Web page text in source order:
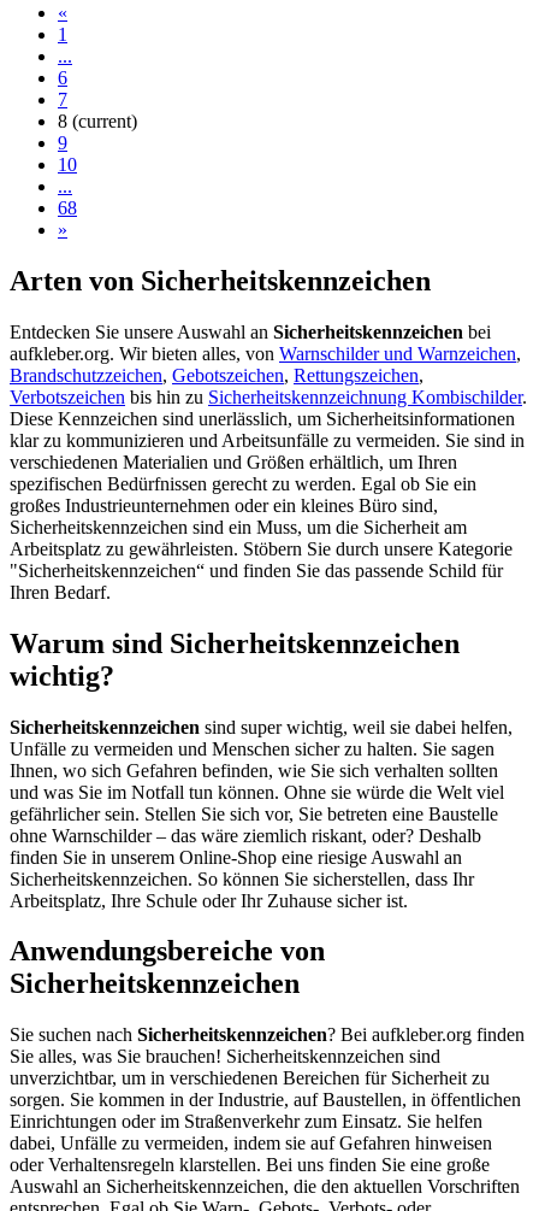
«
1
...
6
7
8 (current)
9
10
...
68
»
Arten von Sicherheitskennzeichen
Entdecken Sie unsere Auswahl an Sicherheitskennzeichen bei
aufkleber.org. Wir bieten alles, von Warnschilder und Warnzeichen,
Brandschutzzeichen, Gebotszeichen, Rettungszeichen,
Verbotszeichen bis hin zu Sicherheitskennzeichnung Kombischilder.
Diese Kennzeichen sind unerlässlich, um Sicherheitsinformationen
klar zu kommunizieren und Arbeitsunfälle zu vermeiden. Sie sind in
verschiedenen Materialien und Größen erhältlich, um Ihren
spezifischen Bedürfnissen gerecht zu werden. Egal ob Sie ein
großes Industrieunternehmen oder ein kleines Büro sind,
Sicherheitskennzeichen sind ein Muss, um die Sicherheit am
Arbeitsplatz zu gewährleisten. Stöbern Sie durch unsere Kategorie
"Sicherheitskennzeichen“ und finden Sie das passende Schild für
Ihren Bedarf.
Warum sind Sicherheitskennzeichen
wichtig?
Sicherheitskennzeichen sind super wichtig, weil sie dabei helfen,
Unfälle zu vermeiden und Menschen sicher zu halten. Sie sagen
Ihnen, wo sich Gefahren befinden, wie Sie sich verhalten sollten
und was Sie im Notfall tun können. Ohne sie würde die Welt viel
gefährlicher sein. Stellen Sie sich vor, Sie betreten eine Baustelle
ohne Warnschilder – das wäre ziemlich riskant, oder? Deshalb
finden Sie in unserem Online-Shop eine riesige Auswahl an
Sicherheitskennzeichen. So können Sie sicherstellen, dass Ihr
Arbeitsplatz, Ihre Schule oder Ihr Zuhause sicher ist.
Anwendungsbereiche von
Sicherheitskennzeichen
Sie suchen nach Sicherheitskennzeichen? Bei aufkleber.org finden
Sie alles, was Sie brauchen! Sicherheitskennzeichen sind
unverzichtbar, um in verschiedenen Bereichen für Sicherheit zu
sorgen. Sie kommen in der Industrie, auf Baustellen, in öffentlichen
Einrichtungen oder im Straßenverkehr zum Einsatz. Sie helfen
dabei, Unfälle zu vermeiden, indem sie auf Gefahren hinweisen
oder Verhaltensregeln klarstellen. Bei uns finden Sie eine große
Auswahl an Sicherheitskennzeichen, die den aktuellen Vorschriften